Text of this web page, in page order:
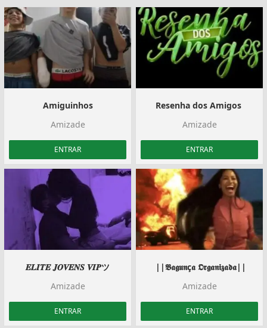
Amiguinhos
Amizade
ENTRAR
Resenha dos Amigos ️️
Amizade
ENTRAR
𝑬𝑳𝑰𝑻𝑬 𝑱𝑶𝑽𝑬𝑵𝑺 𝑽𝑰𝑷ツ
Amizade
ENTRAR
️ ||𝕭𝖆𝖌𝖚𝖓ç𝖆 𝕺𝖗𝖌𝖆𝖓𝖎𝖟𝖆𝖉𝖆||️
Amizade
ENTRAR